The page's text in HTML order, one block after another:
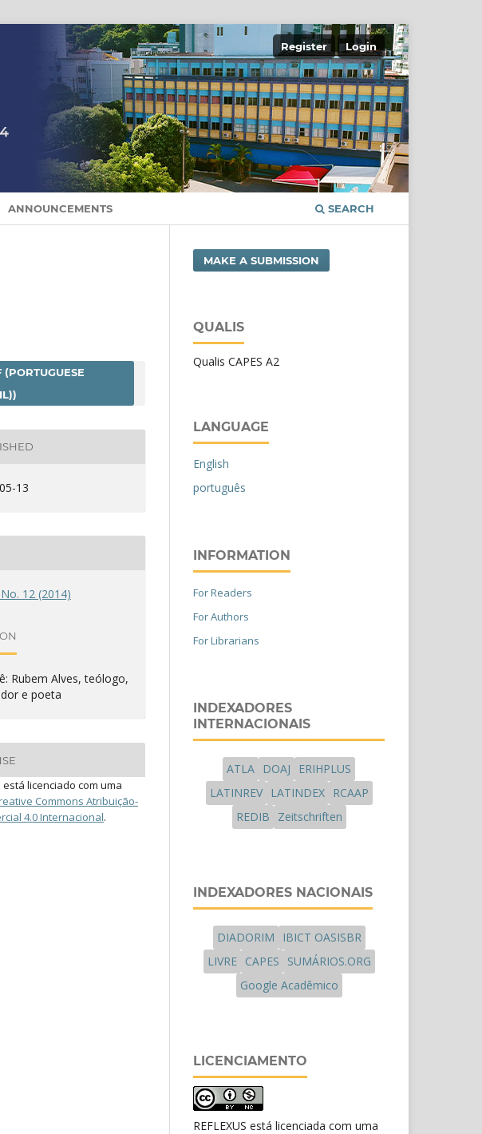
ANNOUNCEMENTS SEARCH
Register Login
(PORTUGUESE
13
12 (2014)
Rubem Alves, teólogo,
e poeta
está licenciado com uma
Commons Atribuição-
4.0 Internacional.
MAKE A SUBMISSION
QUALIS
Qualis CAPES A2
LANGUAGE
English
português
INFORMATION
For Readers
For Authors
For Librarians
INDEXADORES
INTERNACIONAIS
ATLA DOAJ
ERIHPLUS
LATINREV
LATINDEX
RCAAP
REDIB
Zeitschriften
INDEXADORES NACIONAIS
DIADORIM
IBICT OASISBR
LIVRE
CAPES
SUMÁRIOS.ORG
Google Acadêmico
LICENCIAMENTO
REFLEXUS está licenciada com uma